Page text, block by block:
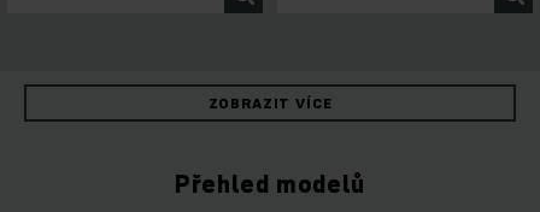
ZOBRAZIT VÍCE
Přehled modelů